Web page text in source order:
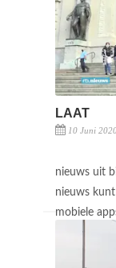
LAAT
10 Juni
nieuws uit
nieuws
mobiele